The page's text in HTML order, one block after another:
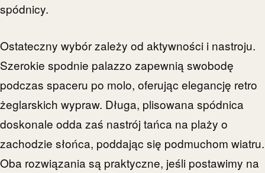
spódnicy.
Ostateczny wybór zależy od aktywności i nastroju.
Szerokie spodnie palazzo zapewnią swobodę
podczas spaceru po molo, oferując elegancję retro
żeglarskich wypraw. Długa, plisowana spódnica
doskonale odda zaś nastrój tańca na plaży o
zachodzie słońca, poddając się podmuchom wiatru.
Oba rozwiązania są praktyczne, jeśli postawimy na